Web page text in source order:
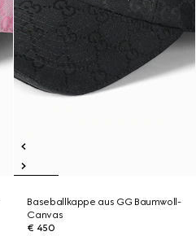
Baseballkappe aus GG Baumwoll-
Canvas
€ 450